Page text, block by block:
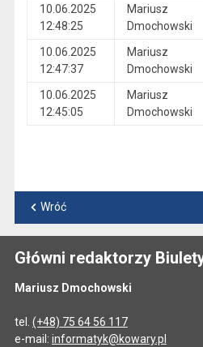
10.06.2025
12:48:25
Mariusz
Dmochowski
10.06.2025
12:47:37
Mariusz
Dmochowski
10.06.2025
12:45:05
Mariusz
Dmochowski
Wróć
Główni redaktorzy
Mariusz Dmochowski
tel. (+48) 75 64 56 117
e-mail: informatyk@kowary.pl